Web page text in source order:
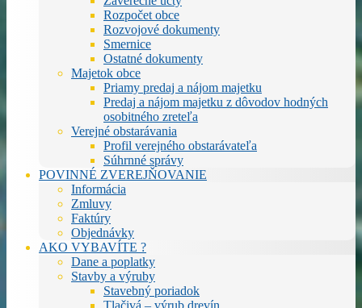
Rozpočet obce
Rozvojové dokumenty
Smernice
Ostatné dokumenty
Majetok obce
Priamy predaj a nájom majetku
Predaj a nájom majetku z dôvodov hodných
osobitného zreteľa
Verejné obstarávania
Profil verejného obstarávateľa
Súhrnné správy
POVINNÉ ZVEREJŇOVANIE
Informácia
Zmluvy
Faktúry
Objednávky
AKO VYBAVÍTE ?
Dane a poplatky
Stavby a výruby
Stavebný poriadok
Tlačivá – výrub drevín